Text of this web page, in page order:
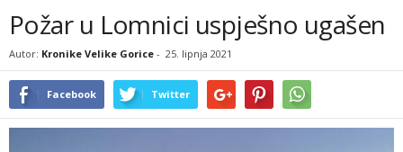
Požar u Lomnici uspješno ugašen
Autor: Kronike Velike Gorice - 25. lipnja 2021
Facebook Twitter